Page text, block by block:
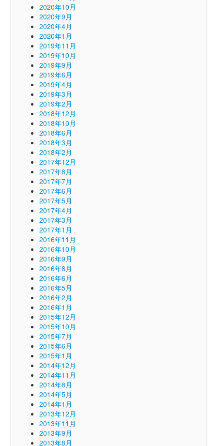
2020年10月
2020年9月
2020年4月
2020年1月
2019年11月
2019年10月
2019年9月
2019年6月
2019年4月
2019年3月
2019年2月
2018年12月
2018年10月
2018年6月
2018年3月
2018年2月
2017年12月
2017年8月
2017年7月
2017年6月
2017年5月
2017年4月
2017年3月
2017年1月
2016年11月
2016年10月
2016年9月
2016年8月
2016年6月
2016年5月
2016年2月
2016年1月
2015年12月
2015年10月
2015年7月
2015年6月
2015年1月
2014年12月
2014年11月
2014年8月
2014年5月
2014年1月
2013年12月
2013年11月
2013年9月
2013年8月